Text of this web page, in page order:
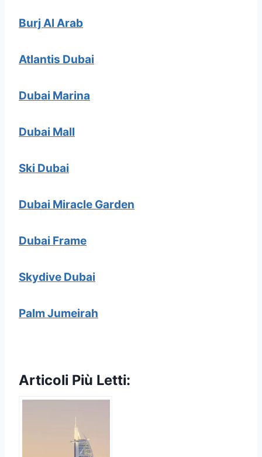
Burj Al Arab
Atlantis Dubai
Dubai Marina
Dubai Mall
Ski Dubai
Dubai Miracle Garden
Dubai Frame
Skydive Dubai
Palm Jumeirah
Articoli Più Letti: